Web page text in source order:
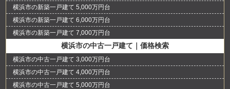
横浜市の新築一戸建て 5,000万円台
横浜市の新築一戸建て 6,000万円台
横浜市の新築一戸建て 7,000万円台
横浜市の中古一戸建て｜価格検索
横浜市の中古一戸建て 3,000万円台
横浜市の中古一戸建て 4,000万円台
横浜市の中古一戸建て 5,000万円台